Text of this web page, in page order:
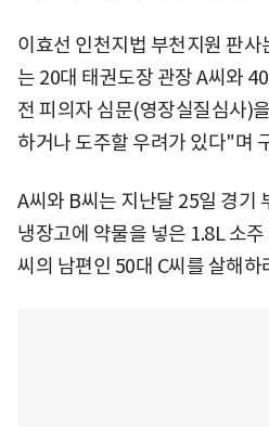
이효선 인천지법 부천지원 판
는 20대 태권도장 관장 A씨와
전 피의자 심문(영장실질심사)
하거나 도주할 우려가 있다"며
A씨와 B씨는 지난달 25일 경기
냉장고에 약물을 넣은 1.8L 소
씨의 남편인 50대 C씨를 살해하